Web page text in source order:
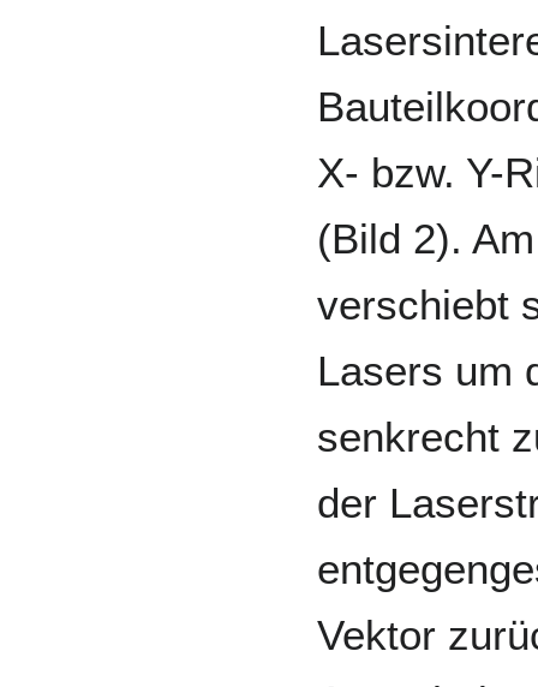
X- bzw. Y-
(Bild 2).
verschiebt
Lasers um
senkrecht
der
Vektor